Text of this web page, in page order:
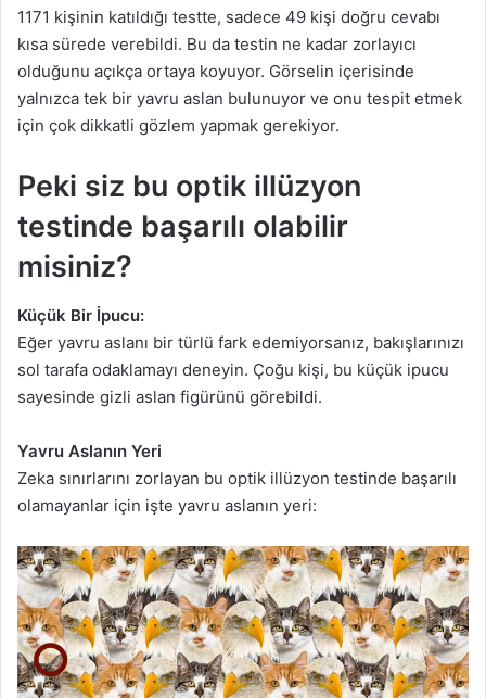
1171 kişinin katıldığı testte, sadece 49 kişi doğru cevabı
kısa sürede verebildi. Bu da testin ne kadar zorlayıcı
olduğunu açıkça ortaya koyuyor. Görselin içerisinde
yalnızca tek bir yavru aslan bulunuyor ve onu tespit etmek
için çok dikkatli gözlem yapmak gerekiyor.
Peki siz bu optik illüzyon
testinde başarılı olabilir
misiniz?
Küçük Bir İpucu:
Eğer yavru aslanı bir türlü fark edemiyorsanız, bakışlarınızı
sol tarafa odaklamayı deneyin. Çoğu kişi, bu küçük ipucu
sayesinde gizli aslan figürünü görebildi.
Yavru Aslanın Yeri
Zeka sınırlarını zorlayan bu optik illüzyon testinde başarılı
olamayanlar için işte yavru aslanın yeri: